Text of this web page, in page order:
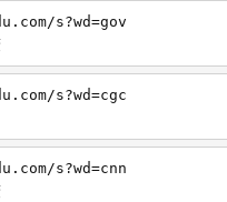
s?wd=gov
s?wd=cgc
s?wd=cnn